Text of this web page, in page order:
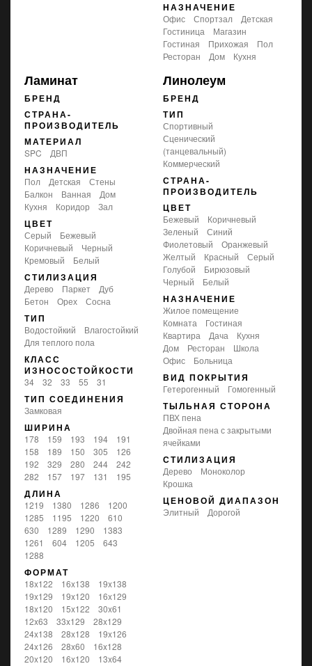
НАЗНАЧЕНИЕ
офис спортзал
детская
гостиница
магазин
гостиная
прихожая
пол
ресторан
дом кухня
Ламинат
БРЕНД
СТРАНА-
ПРОИЗВОДИТЕЛЬ
МАТЕРИАЛ
SPC ДВП
НАЗНАЧЕНИЕ
пол детская
стены
балкон
ванная
дом
кухня
коридор зал
ЦВЕТ
серый
бежевый
коричневый
черный
кремовый
белый
СТИЛИЗАЦИЯ
дерево паркет
дуб
бетон
орех сосна
ТИП
водостойкий
влагостойкий
для теплого пола
КЛАСС
ИЗНОСОСТОЙКОСТИ
34 32 33 55 31
ТИП СОЕДИНЕНИЯ
замковая
ШИРИНА
178 159 193 194
191
158
189 150 305
126
192
329 280 244
242
282
157 197 131 195
ДЛИНА
1219 1380 1286
1200
1285
1195 1220
610
630
1289 1290
1383
1261
604 1205
643
1288
ФОРМАТ
18x122 16x138
19x138
19x129
19x120
16x129
18x120
15x122
30x61
12x63
33x129
28x129
24x138
28x128
19x126
24x126
28x60
16x128
20x120
16x120 13x64
Линолеум
БРЕНД
ТИП
спортивный
сценический
(танцевальный)
коммерческий
СТРАНА-
ПРОИЗВОДИТЕЛЬ
ЦВЕТ
бежевый
коричневый
зеленый
синий
фиолетовый
оранжевый
желтый
красный
серый
голубой
бирюзовый
черный
белый
НАЗНАЧЕНИЕ
жилое помещение
комната
гостиная
квартира
дача
кухня
дом
ресторан
школа
офис
больница
ВИД ПОКРЫТИЯ
Гетерогенный Гомогенный
ТЫЛЬНАЯ СТОРОНА
ПВХ пена
Двойная пена с закрытыми
ячейками
СТИЛИЗАЦИЯ
дерево
моноколор
крошка
ЦЕНОВОЙ ДИАПАЗОН
Элитный Дорогой